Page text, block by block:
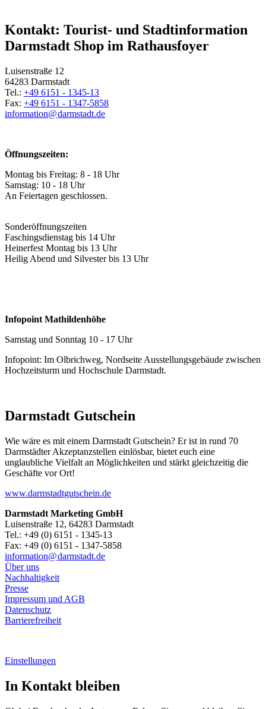
Kontakt: Tourist- und Stadtinformation
Darmstadt Shop im Rathausfoyer
Luisenstraße 12
64283 Darmstadt
Tel.: +49 6151 - 1345-13
Fax: +49 6151 - 1347-5858
information@darmstadt.de
Öffnungszeiten:
Montag bis Freitag: 8 - 18 Uhr
Samstag: 10 - 18 Uhr
An Feiertagen geschlossen.
Sonderöffnungszeiten
Faschingsdienstag bis 14 Uhr
Heinerfest Montag bis 13 Uhr
Heilig Abend und Silvester bis 13 Uhr
Infopoint Mathildenhöhe
Samstag und Sonntag 10 - 17 Uhr
Infopoint: Im Olbrichweg, Nordseite Ausstellungsgebäude zwischen
Hochzeitsturm und Hochschule Darmstadt.
Darmstadt Gutschein
Wie wäre es mit einem Darmstadt Gutschein? Er ist in rund 70
Darmstädter Akzeptanzstellen einlösbar, bietet euch eine
unglaubliche Vielfalt an Möglichkeiten und stärkt gleichzeitig die
Geschäfte vor Ort!
www.darmstadtgutschein.de
Darmstadt Marketing GmbH
Luisenstraße 12, 64283 Darmstadt
Tel.: +49 (0) 6151 - 1345-13
Fax: +49 (0) 6151 - 1347-5858
information@darmstadt.de
Über uns
Nachhaltigkeit
Presse
Impressum und AGB
Datenschutz
Barrierefreiheit
Einstellungen
In Kontakt bleiben